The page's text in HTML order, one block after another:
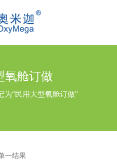
氧舱订做
为“民用大型氧舱订做”
一结果